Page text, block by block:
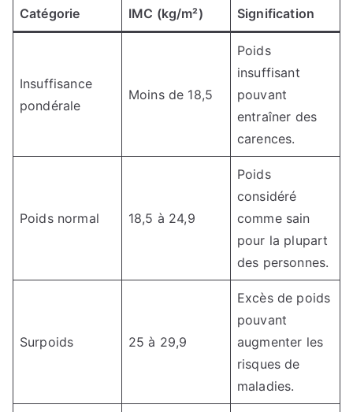
Catégorie IMC (kg/m²) Signification
Insuffisance
pondérale
Moins de 18,5
Poids
insuffisant
pouvant
entraîner des
carences.
Poids normal 18,5 à 24,9
Poids
considéré
comme sain
pour la plupart
des personnes.
Surpoids 25 à 29,9
Excès de poids
pouvant
augmenter les
risques de
maladies.